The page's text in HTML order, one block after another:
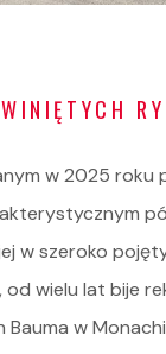
w 2025 roku
w szeroko
wielu lat bije
Bauma w